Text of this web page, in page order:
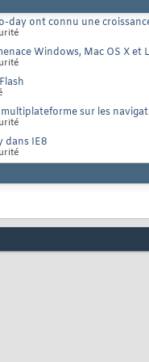
day ont connu une
Windows, Mac OS X et
sur les
dans IE8